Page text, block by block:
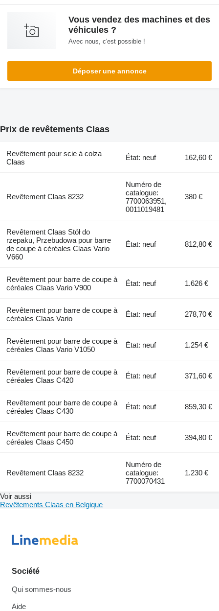
Vous vendez des machines et des
véhicules ?
Avec nous, c'est possible !
Déposer une annonce
Prix de revêtements Claas
Revêtement pour scie à colza
Claas
État: neuf 162,60 €
Revêtement Claas 8232
Numéro de
catalogue:
7700063951,
0011019481
380 €
Revêtement Claas Stół do
rzepaku, Przebudowa pour barre
de coupe à céréales Claas Vario
V660
État: neuf 812,80 €
Revêtement pour barre de coupe à
céréales Claas Vario V900
État: neuf 1.626 €
Revêtement pour barre de coupe à
céréales Claas Vario
État: neuf 278,70 €
Revêtement pour barre de coupe à
céréales Claas Vario V1050
État: neuf 1.254 €
Revêtement pour barre de coupe à
céréales Claas C420
État: neuf 371,60 €
Revêtement pour barre de coupe à
céréales Claas C430
État: neuf 859,30 €
Revêtement pour barre de coupe à
céréales Claas C450
État: neuf 394,80 €
Revêtement Claas 8232
Numéro de
catalogue:
7700070431
1.230 €
Voir aussi
Revêtements Claas en Belgique
Société
Qui sommes-nous
Aide